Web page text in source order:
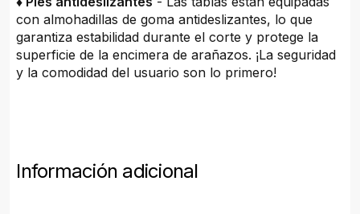
con almohadillas de goma antideslizantes, lo que
garantiza estabilidad durante el corte y protege la
superficie de la encimera de arañazos. ¡La seguridad
y la comodidad del usuario son lo primero!
Información adicional